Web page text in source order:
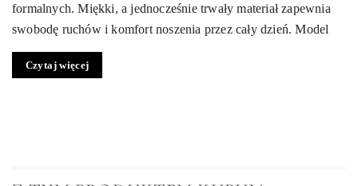
formalnych. Miękki, a jednocześnie trwały materiał zapewnia
swobodę ruchów i komfort noszenia przez cały dzień. Model
posiada średni stan, który subtelnie podkreśla talię, a szlufki
umożliwiają dodanie ulubionego paska. Boczne kieszenie z
Czytaj więcej